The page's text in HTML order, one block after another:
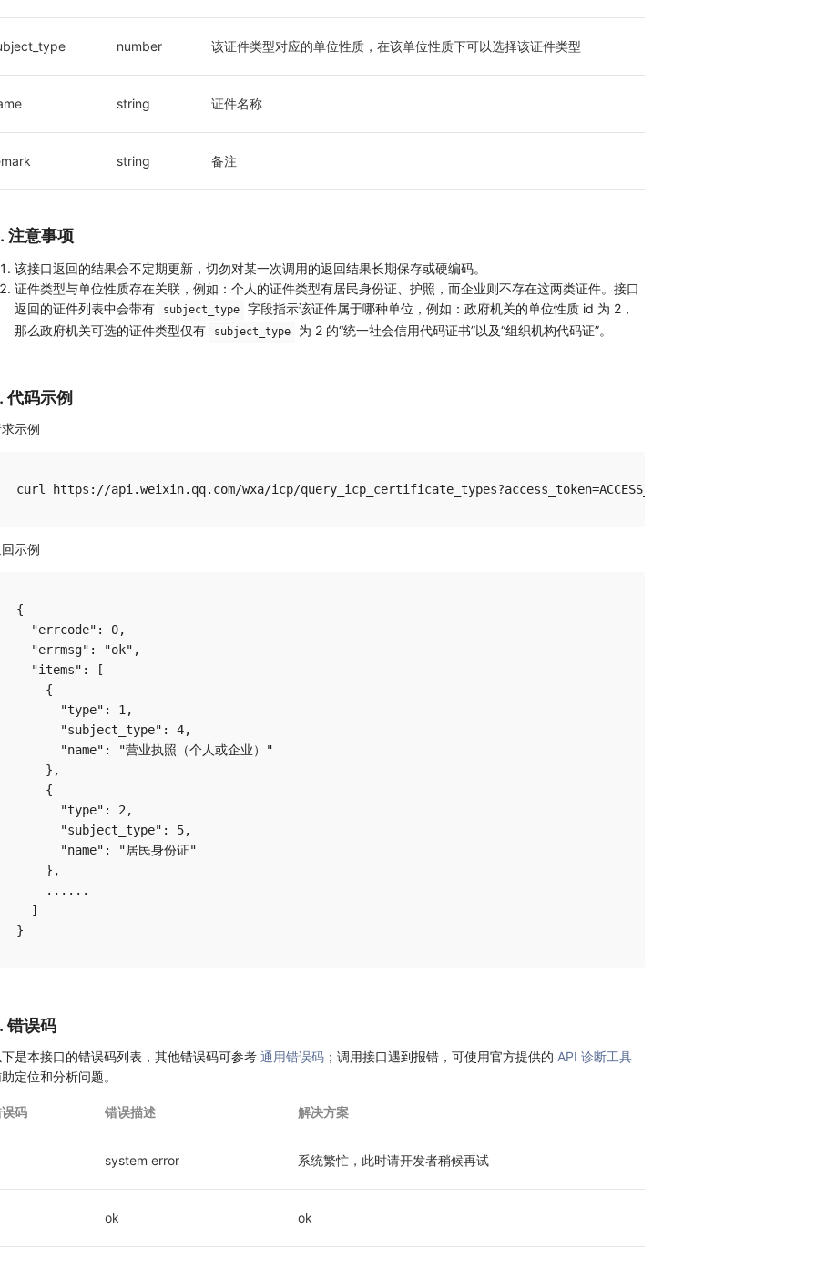
number 该证件类型对应的单位性质，在该单位性质下可以选择该证件类型
string 证件名称
string 备注
注意事项
该接口返回的结果会不定期更新，切勿对某一次调用的返回结果长期保存或硬编码。
证件类型与单位性质存在关联，例如：个人的证件类型有居民身份证、护照，而企业则不存在这两类证件。接口
返回的证件列表中会带有
subject_type
字段指示该证件属于哪种单位，例如：政府机关的单位性质 id 为 2，
那么政府机关可选的证件类型仅有
subject_type 为 2 的“统一社会信用代码证书”以及“组织机构代码证”。
代码示例
示例
示例
{
  "errcode": 0,
  "errmsg": "ok",
  "items": [
    {
      "type": 1,
      "subject_type": 4,
      "name": "营业执照（个人或企业）"
    },
    {
      "type": 2,
      "subject_type": 5,
      "name": "居民身份证"
    },
    ......
  ]
错误码
是本接口的错误码列表，其他错误码可参考 通用错误码 ；调用接口遇到报错，可使用官方提供的 API 诊断工具
定位和分析问题。
码 错误描述 解决方案
system error 系统繁忙，此时请开发者稍候再试
ok ok